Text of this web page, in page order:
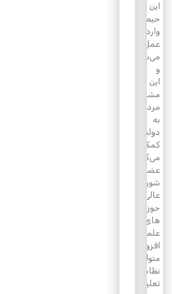
این
حیطه
وارد
عمل
می‌شوند
و
این
مشارکت
مردمی
به
دولت
کمک
می‌کند.
عضو
شورای
عالی
حوزه
های
علمیه
افزود:
متولیان
نظام
تعلیم